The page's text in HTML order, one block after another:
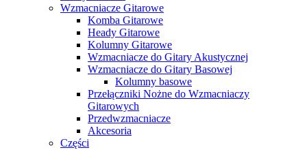
Wzmacniacze Gitarowe
Komba Gitarowe
Heady Gitarowe
Kolumny Gitarowe
Wzmacniacze do Gitary Akustycznej
Wzmacniacze do Gitary Basowej
Kolumny basowe
Przełączniki Nożne do Wzmacniaczy
Gitarowych
Przedwzmacniacze
Akcesoria
Części